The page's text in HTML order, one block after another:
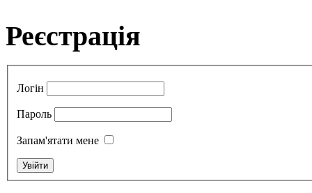
Реєстрація
Логін
Пароль
Запам'ятати мене